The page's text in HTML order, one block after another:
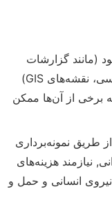
(مانند گزارشات
سازمان محیط زیست، داده‌های هواشناسی، نقشه‌های GIS)
برخی از آن‌ها ممکن
طریق نمونه‌برداری
نیازمند هزینه‌های
نیروی انسانی و حمل و